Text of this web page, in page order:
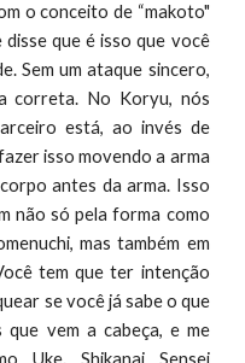
o conceito de “makoto"
disse que é isso que você
Sem um ataque sincero,
correta. No Koryu, nós
está, ao invés de
isso movendo a arma
antes da arma. Isso
não só pela forma como
mas também em
tem que ter intenção
se você já sabe o que
vem a cabeça, e me
Uke. Shikanai Sensei